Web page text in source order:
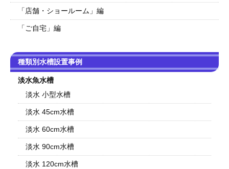
「店舗・ショールーム」編
「ご自宅」編
種類別水槽設置事例
淡水魚水槽
淡水 小型水槽
淡水 45cm水槽
淡水 60cm水槽
淡水 90cm水槽
淡水 120cm水槽